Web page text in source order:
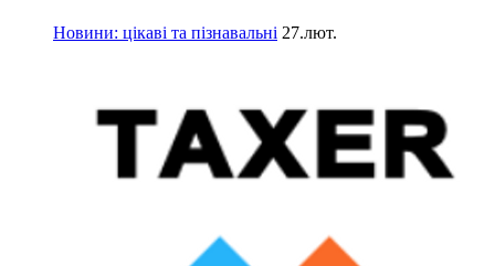
Новини: цікаві та пізнавальні 27.лют.